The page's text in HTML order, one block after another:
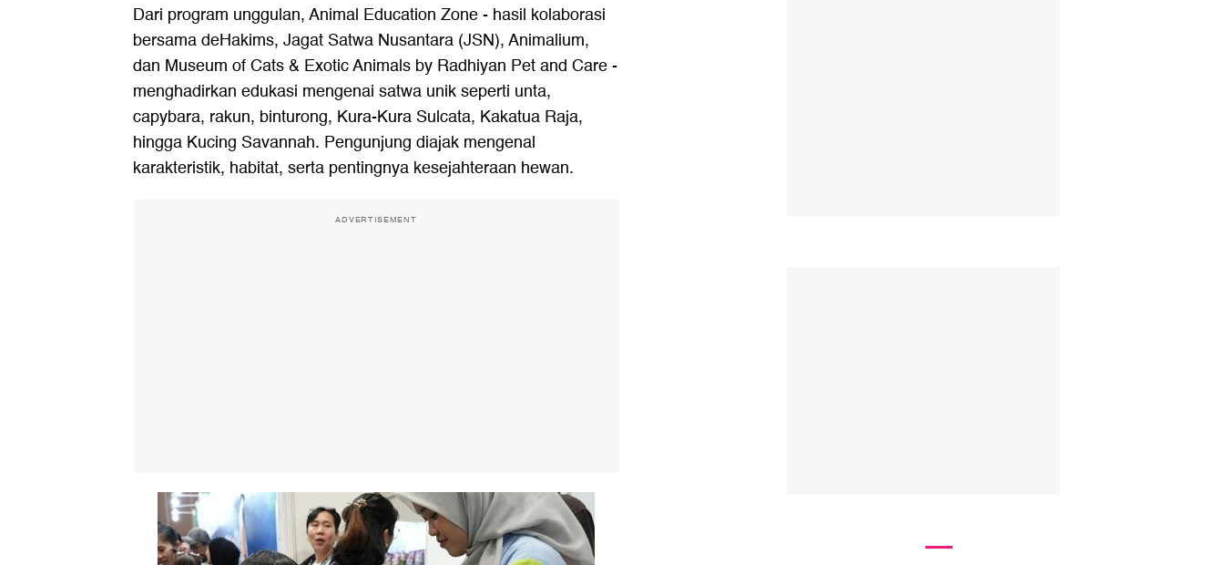
Dari program unggulan, Animal Education Zone - hasil kolaborasi
bersama deHakims, Jagat Satwa Nusantara (JSN), Animalium,
dan Museum of Cats & Exotic Animals by Radhiyan Pet and Care -
menghadirkan edukasi mengenai satwa unik seperti unta,
capybara, rakun, binturong, Kura-Kura Sulcata, Kakatua Raja,
hingga Kucing Savannah. Pengunjung diajak mengenal
karakteristik, habitat, serta pentingnya kesejahteraan hewan.
ADVERTISEMENT